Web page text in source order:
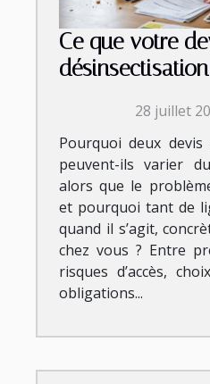
Ce que votre
28 juillet
Pourquoi deux devis
peuvent-ils varier
alors que le
et pourquoi tant de
quand il s’agit,
chez vous ? Entre
risques d’accès,
obligations...